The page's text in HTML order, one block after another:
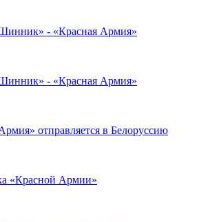
- «Красная Армия»
- «Красная Армия»
отправляется в Белоруссию
«Красной Армии»